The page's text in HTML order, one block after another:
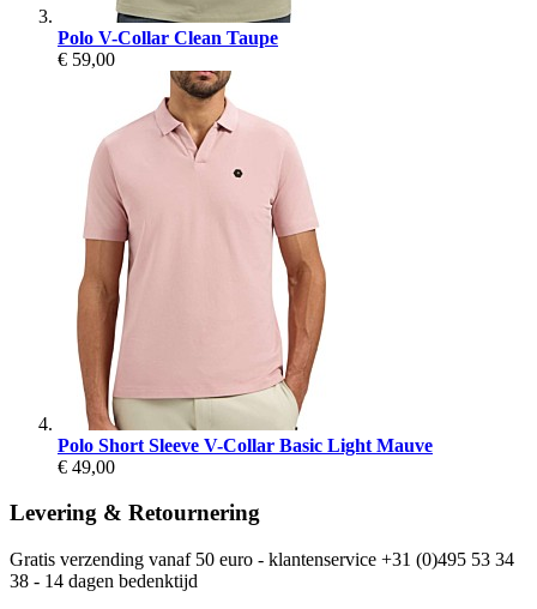
Polo V-Collar Clean Taupe
€ 59,00
Polo Short Sleeve V-Collar Basic Light Mauve
€ 49,00
Levering & Retournering
Gratis verzending vanaf 50 euro - klantenservice +31 (0)495 53 34
38 - 14 dagen bedenktijd